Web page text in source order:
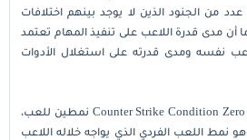
من الجنود الذين لا يوجد بينهم اختلافات
أن مدى قدرة اللاعب على تنفيذ المهام تعتمد
نفسه ومدى قدرته على استغلال الأدوات
يوفر لك تحميل Counter Strike Condition Zero نمطين للعب،
نمط اللعب الفردي الذي يواجه خلاله اللاعب